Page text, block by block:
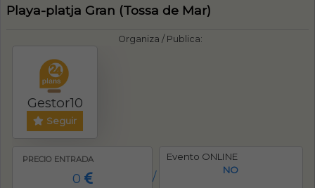
Playa-platja Gran (Tossa de Mar)
Organiza / Publica:
Gestor10
Seguir
PRECIO ENTRADA
0 /
Evento ONLINE
NO